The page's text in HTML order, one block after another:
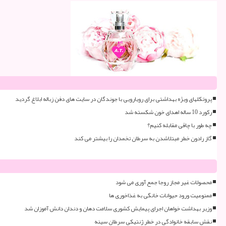
پروتکلهای ویژه بهداشتی برای رویارویی با جوندگان در سایت های دفن زباله ابلاغ گردید
رکورد 10 ساله اهدای خون شکسته شد
چه طور با چاقی مقابله کنیم؟
گاز رادون خطر مبتلاشدن به سرطان تخمدان را بیشتر می کند
محصولات غیر مجاز روجا جمع آوری می شود
ممنوعیت ورود حیوانات خانگی به غذاخوری ها
وزیر بهداشت خواهان اجرای پیمایش کشوری سلامت دهان و دندان دانش آموزان شد
نقش سابقه خانوادگی در خطر ژنتیکی سرطان سینه